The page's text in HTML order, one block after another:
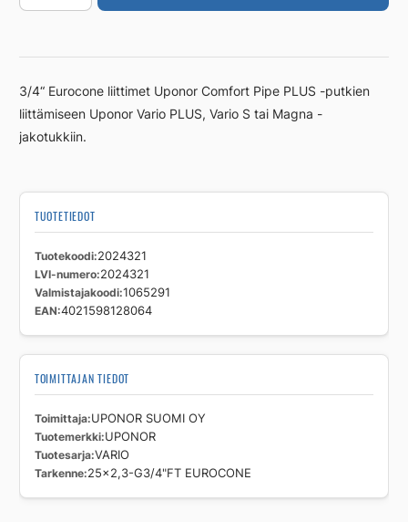
VARIO
G3/4"FT
määrä
3/4“ Eurocone liittimet Uponor Comfort Pipe PLUS -putkien
liittämiseen Uponor Vario PLUS, Vario S tai Magna -
jakotukkiin.
TUOTETIEDOT
Tuotekoodi 2024321
LVI-numero 2024321
Valmistajakoodi 1065291
EAN 4021598128064
TOIMITTAJAN TIEDOT
Toimittaja UPONOR SUOMI OY
Tuotemerkki UPONOR
Tuotesarja VARIO
Tarkenne 25x2,3-G3/4"FT EUROCONE